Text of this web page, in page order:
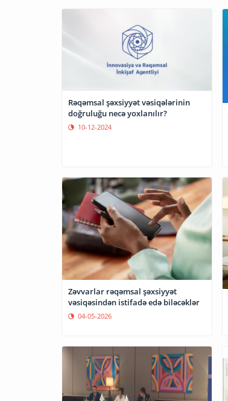
Rəqəmsal şəxsiyyət vəsiqələrinin
doğruluğu necə yoxlanılır?
10-12-2024
Zəvvarlar rəqəmsal şəxsiyyət
vəsiqəsindən istifadə edə biləcəklər
04-05-2026